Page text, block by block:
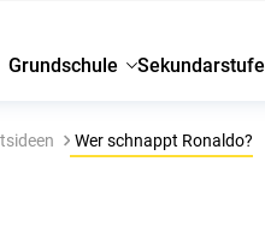
Grundschule Sekundarstufe
Wer schnappt Ronaldo?